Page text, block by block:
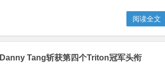
阅读全文
Tang斩获第四个Triton冠军头衔